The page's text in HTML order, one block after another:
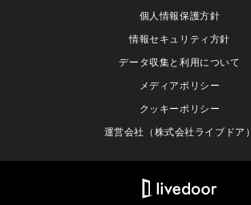
個人情報保護方針
情報セキュリティ方針
データ収集と利用について
メディアポリシー
クッキーポリシー
運営会社（株式会社ライブドア）